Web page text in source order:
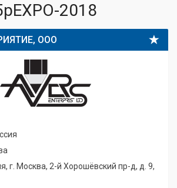
2018
ООО
г. Москва, 2-й Хорошёвский пр-д, д. 9,